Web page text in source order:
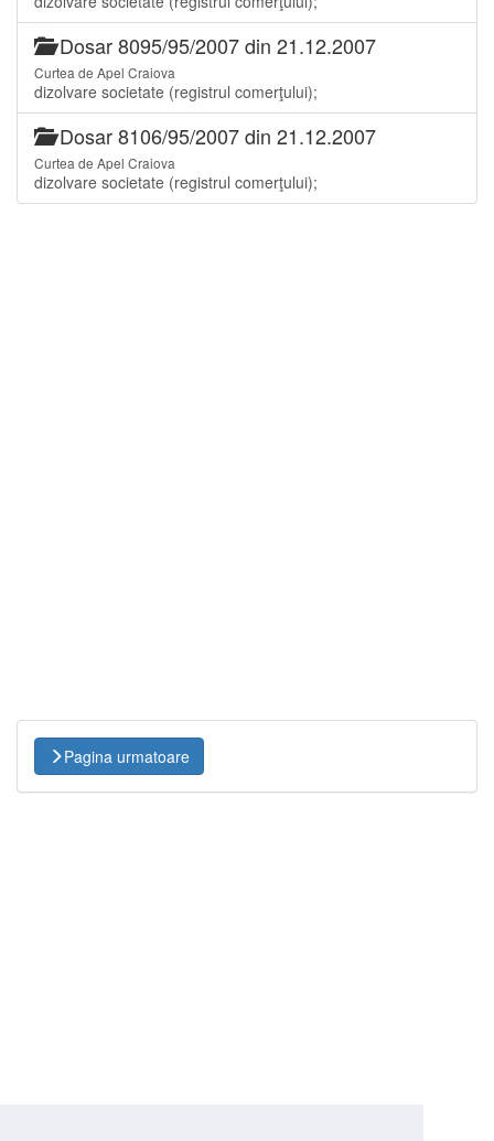
Dosar 8095/95/2007 din 21.12.2007
Curtea de Apel Craiova
dizolvare societate (registrul comerţului);
Dosar 8106/95/2007 din 21.12.2007
Curtea de Apel Craiova
dizolvare societate (registrul comerţului);
Pagina urmatoare